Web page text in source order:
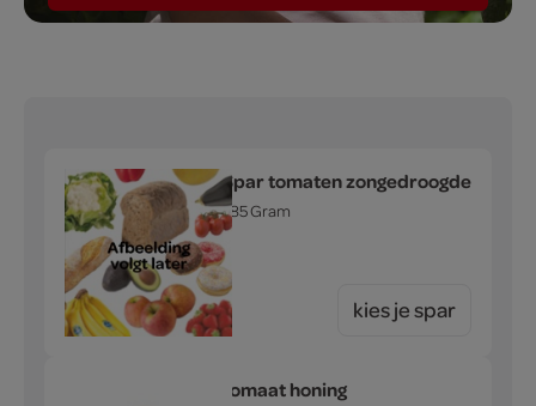
Spar tomaten zongedroogde
285 Gram
kies je spar
tomaat honing